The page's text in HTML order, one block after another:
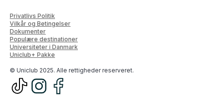
© Uniclub 2025. Alle rettigheder reserveret.
Privatlivs Politik
Vilkår og Betingelser
Dokumenter
Populære destinationer
Universiteter i Danmark
Uniclub+ Pakke